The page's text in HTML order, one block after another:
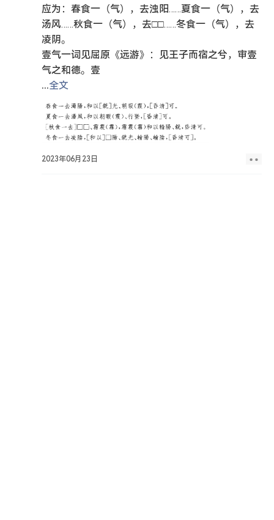
应为：春食一（气），去浊阳……夏食一（气），去
汤风……秋食一（气），去□□……冬食一（气），去
凌阴。
壹气一词见屈原《远游》：见王子而宿之兮，审壹
气之和德。壹
...全文
2023年06月23日